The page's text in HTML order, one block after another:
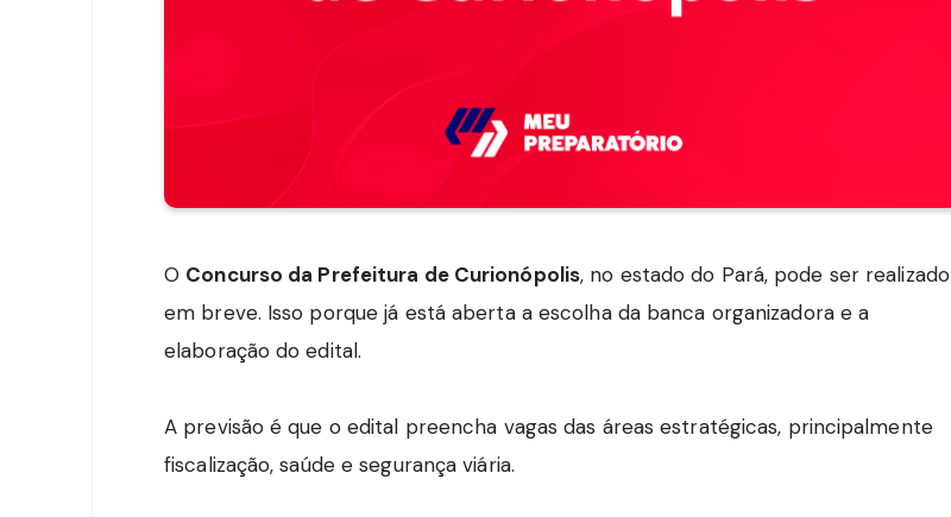
O Concurso da Prefeitura de Curionópolis, no estado do Pará, pode ser realizado
em breve. Isso porque já está aberta a escolha da banca organizadora e a
elaboração do edital.
A previsão é que o edital preencha vagas das áreas estratégicas, principalmente
fiscalização, saúde e segurança viária.